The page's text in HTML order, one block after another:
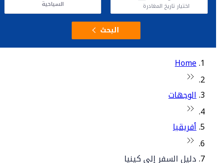
اختيار تاريخ المغادرة السياحية
البحث
Home
الوجهات
أفريقيا
دليل السفر إلى كينيا